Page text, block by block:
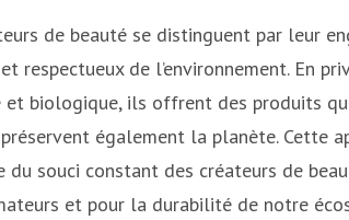
de beauté se distinguent par leur
respectueux de l’environnement. En
biologique, ils offrent des produits
également la planète. Cette
du souci constant des créateurs de
et pour la durabilité de notre